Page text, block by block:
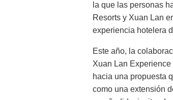
la que las personas
Resorts y Xuan Lan
experiencia hotelera
Este año, la
Xuan Lan
hacia una propuesta
como una extensión